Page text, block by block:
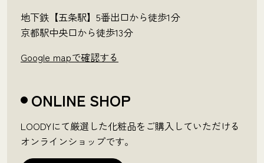
地下鉄【五条駅】5番出口から徒歩1分
京都駅中央口から徒歩13分
Google mapで確認する
ONLINE SHOP
LOODYにて厳選した化粧品をご購入していただける
オンラインショップです。